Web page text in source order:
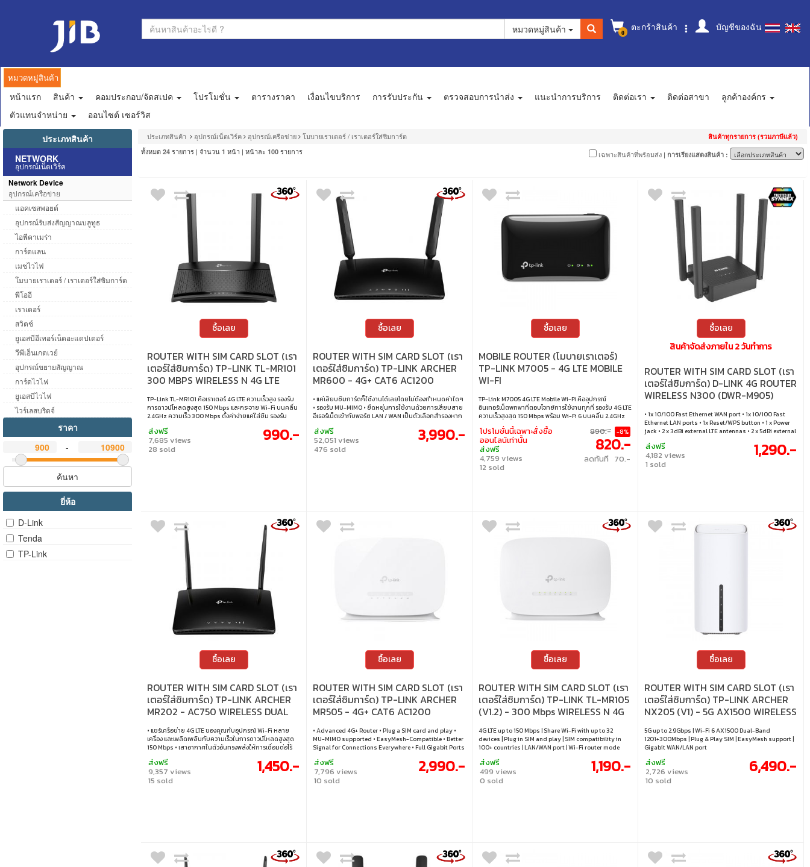
0 ตะกร้าสินค้า บัญชีของฉัน
หมวดหมู่สินค้า
หมวดหมู่สินค้า
หน้าแรก สินค้า คอมประกอบ/จัดสเปค โปรโมชั่น ตารางราคา เงื่อนไขบริการ การรับประกัน ตรวจสอบการนำส่ง แนะนำการบริการ ติดต่อเรา ติดต่อสาขา
ลูกค้าองค์กร
ตัวแทนจำหน่าย
ออนไซต์ เซอร์วิส
ประเภทสินค้า
NETWORK
อุปกรณ์เน็ตเวิร์ค
Network Device
อุปกรณ์เครือข่าย
แอคเซสพอยต์
อุปกรณ์รับส่งสัญญาณบลูทูธ
ไอพีคาเมร่า
การ์ดแลน
เมชไวไฟ
โมบายเราเตอร์ / เราเตอร์ใส่ซิมการ์ด
พีโออี
เราเตอร์
สวิตช์
ยูเอสบีอีเทอร์เน็ตอะแดปเตอร์
วีพีเอ็นเกตเวย์
อุปกรณ์ขยายสัญญาณ
การ์ดไวไฟ
ยูเอสบีไวไฟ
ไวร์เลสบริดจ์
ราคา
-
ค้นหา
ยี่ห้อ
D-Link
Tenda
TP-Link
ประเภทสินค้า อุปกรณ์เน็ตเวิร์ค อุปกรณ์เครือข่าย โมบายเราเตอร์ / เราเตอร์ใส่ซิมการ์ด สินค้าทุกรายการ (รวมภาษีแล้ว)
ทั้งหมด 24 รายการ | จำนวน 1 หน้า | หน้าละ 100 รายการ เฉพาะสินค้าที่พร้อมส่ง | การเรียงแสดงสินค้า :
ซื้อเลย
ROUTER WITH SIM CARD SLOT (เรา
เตอร์ใส่ซิมการ์ด) TP-LINK TL-MR101
300 MBPS WIRELESS N 4G LTE
TP-Link TL-MR101 คือเราเตอร์ 4G LTE ความเร็วสูง รองรับ
การดาวน์โหลดสูงสุด 150 Mbps และกระจาย Wi-Fi บนคลื่น
2.4GHz ความเร็ว 300 Mbps ตั้งค่าง่ายแค่ใส่ซิม รองรับ
อินเทอร์เน็ตแบบมีสาย และรองรับการตั้งค่าผ่านแอป Tether
เหมาะสำหรับบ้านหรือสำนักงานขนาดเล็กที่ต้องการใช้งาน
อินเทอร์เน็ตแบบไร้สายอย่างต่อเนื่อง • Enjoy 4G internet
ประสบการณ์เครือข่ายที่ราบรื่น • Simplified Setup : ตั้งค่า
และจัดการเครือข่ายของคุณได้อย่างง่ายดายผ่านแอป
Tether
ส่งฟรี
7,685 views
28 sold
990.-
ซื้อเลย
ROUTER WITH SIM CARD SLOT (เรา
เตอร์ใส่ซิมการ์ด) TP-LINK ARCHER
MR600 - 4G+ CAT6 AC1200
WIRELESS DUAL BAND GIGABIT
ROUTER
• แค่เสียบซิมการ์ดก็ใช้งานได้เลยโดยไม่ต้องกำหนดค่าใดๆ
• รองรับ MU-MIMO • ยืดหยุ่นการใช้งานด้วยการเสียบสาย
อีเธอร์เน็ตเข้ากับพอร์ต LAN / WAN เป็นตัวเลือกสำรองหาก
ส่งฟรี
52,051 views
476 sold
3,990.-
ซื้อเลย
MOBILE ROUTER (โมบายเราเตอร์)
TP-LINK M7005 - 4G LTE MOBILE
WI-FI
TP-Link M7005 4G LTE Mobile Wi-Fi คืออุปกรณ์
อินเทอร์เน็ตพกพาที่ตอบโจทย์การใช้งานทุกที่ รองรับ 4G LTE
ความเร็วสูงสุด 150 Mbps พร้อม Wi-Fi 6 บนคลื่น 2.4GHz
เชื่อมต่อได้เสถียรสูงสุด 10 อุปกรณ์ แบตเตอรี่ 2400mAh
ใช้งานได้นานถึง 12 ชั่วโมง ใส่ซิมง่ายด้านข้าง และจัดการ
สะดวกผ่านแอป tpMiFi • รองรับ 4G LTE ด้วยความเร็วในการ
ดาวน์โหลดสูงสุด 150 Mbps และอัปโหลดสูงสุด 50 Mbps •
มาพร้อม Wi-Fi 6 ความเร็วสูงสุด 287 Mbps บนคลื่นความถี่
2.4 GHz • แบตเตอรี่ความจุ 2400mAh ใช้งานได้นานสูงสุด
โปรโมชั่นนี้เฉพาะสั่งซื้อ
ออนไลน์เท่านั้น
ส่งฟรี
4,759 views
12 sold
890.- -8%
820.-
ลดทันที 70.-
ซื้อเลย
สินค้าจัดส่งภายใน 2 วันทำการ
ROUTER WITH SIM CARD SLOT (เรา
เตอร์ใส่ซิมการ์ด) D-LINK 4G ROUTER
WIRELESS N300 (DWR-M905)
• 1x 10/100 Fast Ethernet WAN port • 1x 10/100 Fast
Ethernet LAN ports • 1x Reset/WPS button • 1 x Power
jack • 2 x 3dBi external LTE antennas • 2 x 5dBi external
ส่งฟรี
4,182 views
1 sold
1,290.-
ซื้อเลย
ROUTER WITH SIM CARD SLOT (เรา
เตอร์ใส่ซิมการ์ด) TP-LINK ARCHER
MR202 - AC750 WIRELESS DUAL
BAND 4G LTE ROUTER
• แชร์เครือข่าย 4G LTE ของคุณกับอุปกรณ์ Wi-Fi หลาย
เครื่อง และเพลิดเพลินกับความเร็วในการดาวน์โหลดสูงสุด
150 Mbps • เสาอากาศในตัวอันทรงพลังให้การเชื่อมต่อไร้
ใดๆ เพียงใส่ซิมการ์ดแล้วเปิดเครื่องเพื่อเพลิดเพลินกับการ
เชื่อมต่อไร้สายที่รวดเร็ว • สร้างเครือข่าย Wi-Fi Dual Band
ด้วยความเร็วสูงสุด 300 Mbps บนคลื่น 2.4GHz และ 433
ส่งฟรี
9,357 views
15 sold
1,450.-
ซื้อเลย
ROUTER WITH SIM CARD SLOT (เรา
เตอร์ใส่ซิมการ์ด) TP-LINK ARCHER
MR505 - 4G+ CAT6 AC1200
ROUTER
• Advanced 4G+ Router • Plug a SIM card and play •
MU-MIMO supported • EasyMesh-Compatible • Better
Signal for Connections Everywhere • Full Gigabit Ports
ส่งฟรี
7,796 views
10 sold
2,990.-
ซื้อเลย
ROUTER WITH SIM CARD SLOT (เรา
เตอร์ใส่ซิมการ์ด) TP-LINK TL-MR105
(V1.2) - 300 Mbps WIRELESS N 4G
4G LTE up to 150 Mbps | Share Wi-Fi with up to 32
devices | Plug in SIM and play | SIM compatibility in
100+ countries | LAN/WAN port | Wi-Fi router mode
ส่งฟรี
499 views
0 sold
1,190.-
ซื้อเลย
ROUTER WITH SIM CARD SLOT (เรา
เตอร์ใส่ซิมการ์ด) TP-LINK ARCHER
NX205 (V1) - 5G AX1500 WIRELESS
5G up to 2.9Gbps | Wi-Fi 6 AX1500 Dual-Band
1201+300Mbps | Plug & Play SIM | EasyMesh support |
Gigabit WAN/LAN port
ส่งฟรี
2,726 views
10 sold
6,490.-